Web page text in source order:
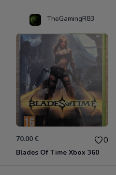
TheGamingR83
70.00 € 0
Blades Of Time Xbox 360